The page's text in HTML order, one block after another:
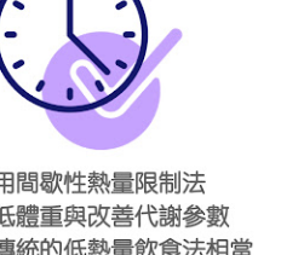
、暴飲暴食與嗜甜